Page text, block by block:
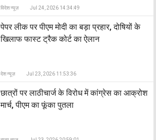
विदेश न्यूज़ Jul 24, 2026 14:34:49
पेपर लीक पर पीएम मोदी का बड़ा प्रहार, दोषियों के
खिलाफ फास्ट ट्रैक कोर्ट का ऐलान
देश न्यूज़ Jul 23, 2026 11:53:36
छात्रों पर लाठीचार्ज के विरोध में कांग्रेस का आक्रोश
मार्च, पीएम का फूंका पुतला